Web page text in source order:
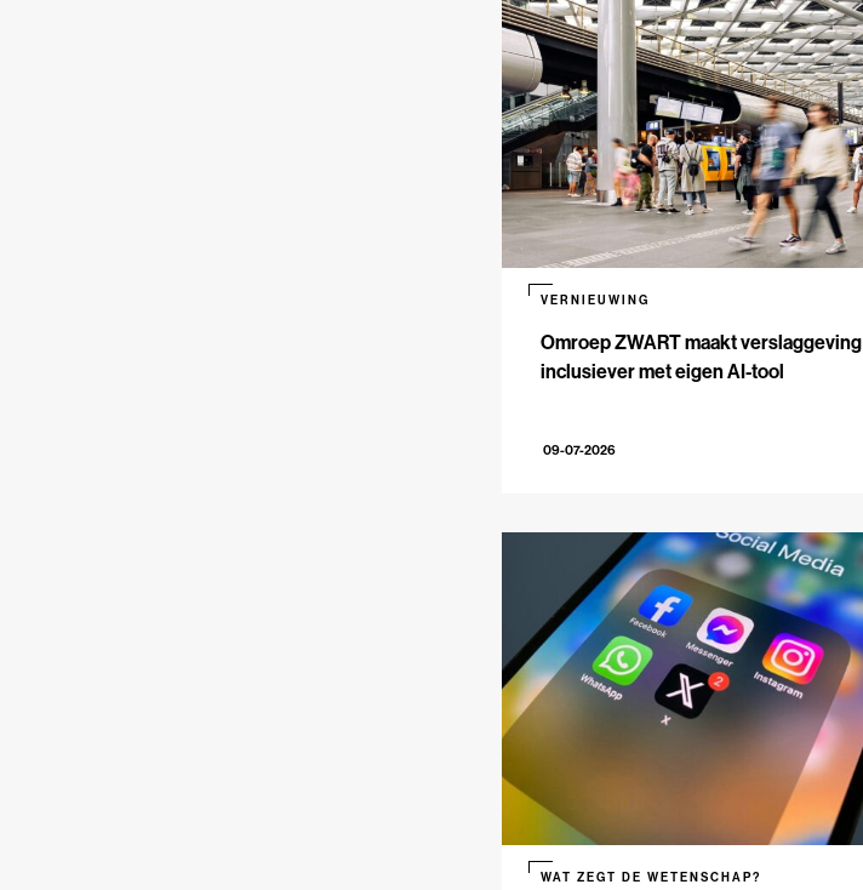
Omroep ZWART maakt verslaggeving
inclusiever met eigen AI-tool
VERNIEUWING
09-07-2026
WAT ZEGT DE WETENSCHAP?